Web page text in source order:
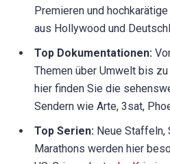
Premieren und
aus Hollywood und
Top Dokumentationen:
Themen über Umwelt bis
hier finden Sie die
Sendern wie Arte, 3sat,
Top Serien: Neue Staffeln,
Marathons werden hier